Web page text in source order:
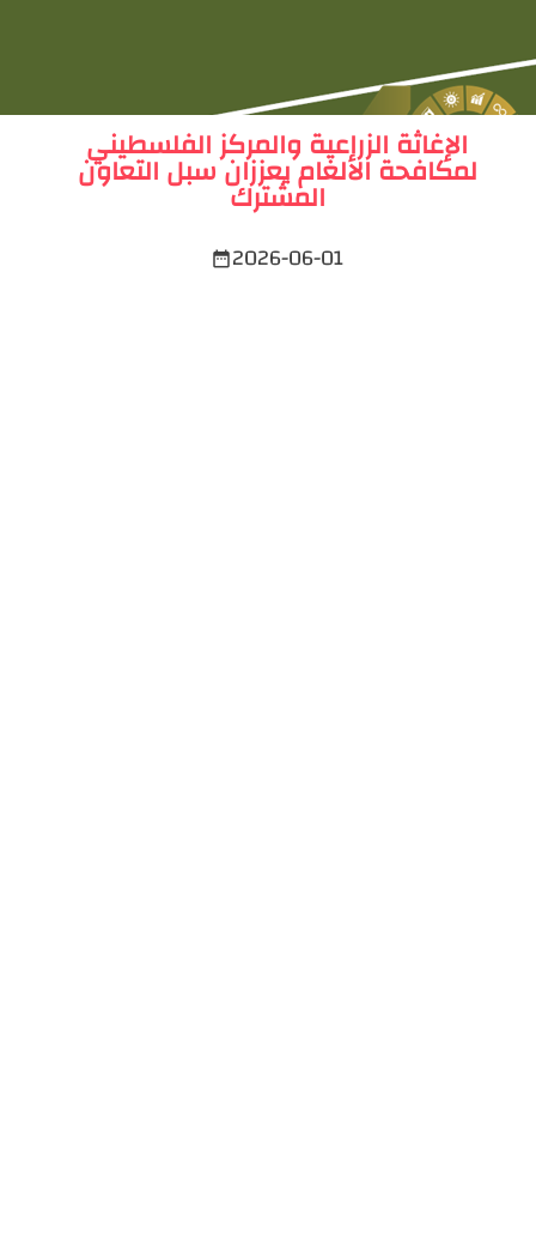
الإغاثة الزراعية والمركز الفلسطيني
لمكافحة الألغام يعززان سبل التعاون
المشترك
2026-06-01
date_range